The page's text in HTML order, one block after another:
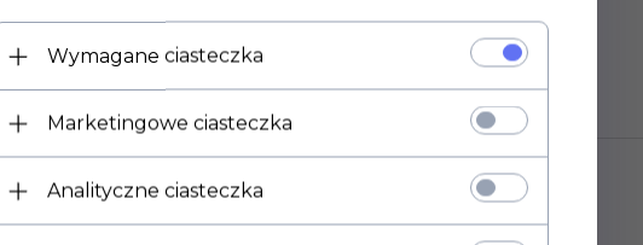
OPINIE KLIENTÓW
Lampa elektronowa 6CA7 firmy Electro Harmonix
Wymagane ciasteczka
Marketingowe ciasteczka
Analityczne ciasteczka